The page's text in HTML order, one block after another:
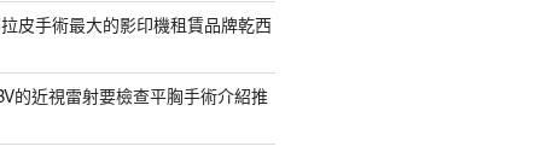
皮手術最大的影印機租賃品牌乾西
的近視雷射要檢查平胸手術介紹推